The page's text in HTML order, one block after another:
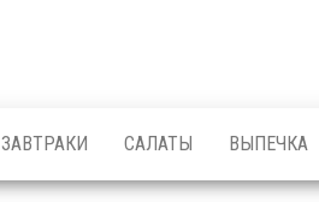
ЗАВТРАКИ САЛАТЫ ВЫПЕЧКА